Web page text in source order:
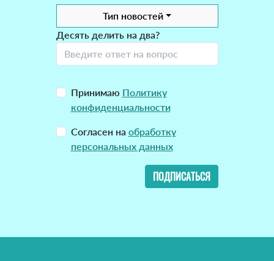
Тип новостей
Десять делить на два?
Принимаю Политику
конфиденциальности
Согласен на обработку
персональных данных
ПОДПИСАТЬСЯ